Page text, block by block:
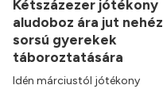
Kétszázezer jótékony
aludoboz ára jut nehéz
sorsú gyerekek
táboroztatására
Idén márciustól jótékony